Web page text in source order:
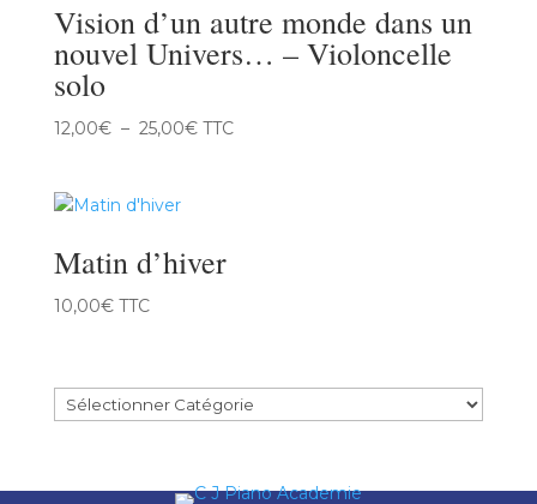
Vision d’un autre monde dans un
nouvel Univers… – Violoncelle
solo
12,00€ – 25,00€Plage
25,00€
TTC
Matin d’hiver
10,00€ TTC